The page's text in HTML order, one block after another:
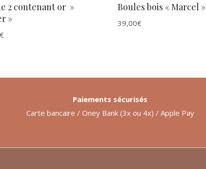
2 contenant or »
»
€
Boules bois « Marcel »
39,00€
Paiements sécurisés
Carte bancaire / Oney Bank (3x ou 4x) / Apple Pay